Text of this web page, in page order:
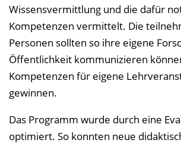
Wissensvermittlung und die dafür
Kompetenzen vermittelt. Die
Personen sollten so ihre eigene
Öffentlichkeit kommunizieren
Kompetenzen für eigene
gewinnen.
Das Programm wurde durch eine
optimiert. So konnten neue